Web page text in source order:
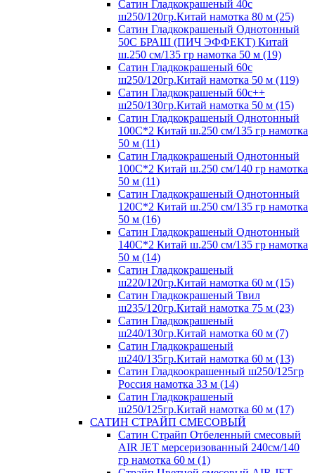
Сатин Гладкокрашеный 40с
ш250/120гр.Китай намотка 80 м (25)
Сатин Гладкокрашеный Однотонный
50С БРАШ (ПИЧ ЭФФЕКТ) Китай
ш.250 см/135 гр намотка 50 м (19)
Сатин Гладкокрашеный 60с
ш250/120гр.Китай намотка 50 м (119)
Сатин Гладкокрашеный 60с++
ш250/130гр.Китай намотка 50 м (15)
Сатин Гладкокрашеный Однотонный
100С*2 Китай ш.250 см/135 гр намотка
50 м (11)
Сатин Гладкокрашеный Однотонный
100С*2 Китай ш.250 см/140 гр намотка
50 м (11)
Сатин Гладкокрашеный Однотонный
120С*2 Китай ш.250 см/135 гр намотка
50 м (16)
Сатин Гладкокрашеный Однотонный
140С*2 Китай ш.250 см/135 гр намотка
50 м (14)
Сатин Гладкокрашеный
ш220/120гр.Китай намотка 60 м (15)
Сатин Гладкокрашеный Твил
ш235/120гр.Китай намотка 75 м (23)
Сатин Гладкокрашеный
ш240/130гр.Китай намотка 60 м (7)
Сатин Гладкокрашеный
ш240/135гр.Китай намотка 60 м (13)
Сатин Гладкоокрашенный ш250/125гр
Россия намотка 33 м (14)
Сатин Гладкокрашеный
ш250/125гр.Китай намотка 60 м (17)
САТИН СТРАЙП СМЕСОВЫЙ
Сатин Страйп Отбеленный смесовый
AIR JET мерсеризованный 240см/140
гр намотка 60 м (1)